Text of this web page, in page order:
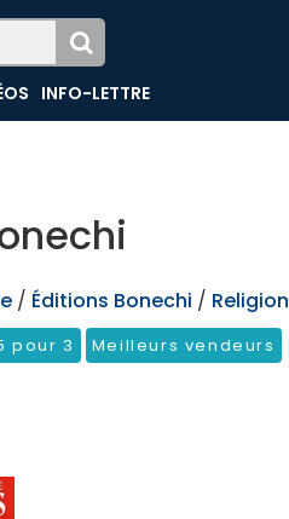
INFO-LETTRE
/ Éditions Bonechi / Religion
pour 3 Meilleurs vendeurs